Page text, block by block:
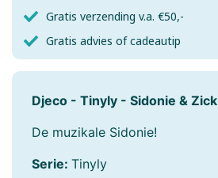
Gratis verzending v.a. €50,-
Gratis advies of cadeautip
Djeco - Tinyly - Sidonie & Zick
De muzikale Sidonie!
Serie: Tinyly